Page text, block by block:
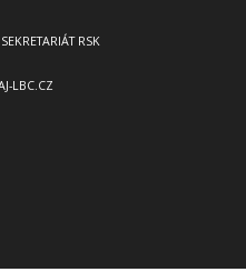
RSK
LBC.CZ